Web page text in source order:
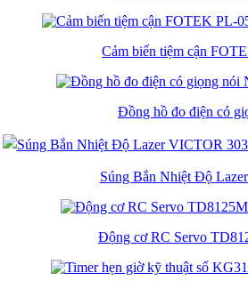
Cảm biến tiệm cận
Đồng hồ đo điện có
Súng Bắn Nhiệt Độ
Động cơ RC Servo